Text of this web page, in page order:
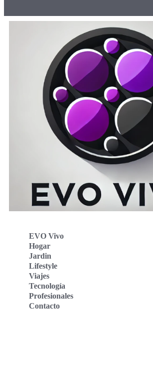
EVO Vivo
Hogar
Jardin
Lifestyle
Viajes
Tecnología
Profesionales
Contacto